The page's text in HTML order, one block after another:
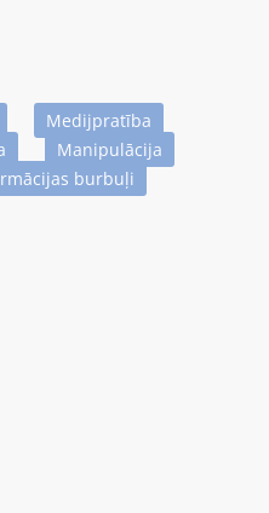
Medijpratība
Manipulācija
burbuļi